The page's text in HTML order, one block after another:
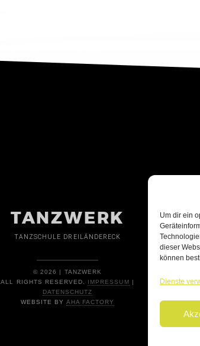
Um dir ein
dieser
können
Dienste
TANZWERK
TANZSCHULE DREILÄNDERECK
© 2026 | TANZWERK
ALL RIGHTS RESERVED. IMPRESSUM |
DATENSCHUTZ
WEBSITE BY AHA FACTORY